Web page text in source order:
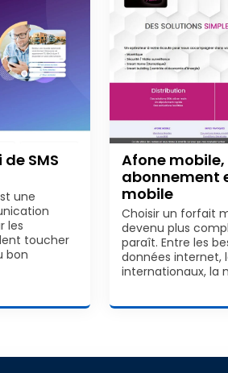
SMS
une
les
toucher
bon
Afone mobile,
abonnement
mobile
Choisir un forfait
devenu plus
paraît. Entre les
données internet,
internationaux, la